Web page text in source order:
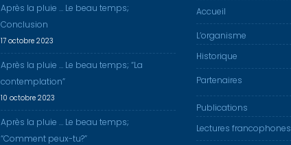
Après la pluie … Le beau temps;
Conclusion
17 octobre 2023
Après la pluie … Le beau temps; “La
contemplation”
10 octobre 2023
Après la pluie … Le beau temps;
“Comment peux-tu?”
Accueil
L’organisme
Historique
Partenaires
Publications
Lectures francophones